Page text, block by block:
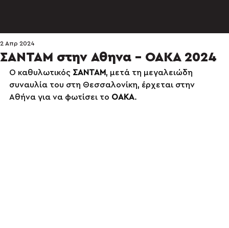
ΣΑΝΤΑΜ στην Αθηνα - ΟΑΚΑ 2024
2 Απρ 2024
Ο καθυλωτικός ΣΑΝΤΑΜ, μετά τη μεγαλειώδη
συναυλία του στη Θεσσαλονίκη, έρχεται στην
Αθήνα για να φωτίσει το ΟΑΚΑ.